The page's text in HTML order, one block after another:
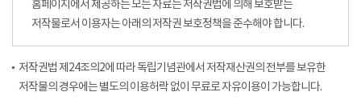
홈페이지에서 제공하는 모든 자료는 저작권법에 의해 보호받는
저작물로서 이용자는 아래의 저작권 보호정책을 준수해야 합니다.
저작권법 제24조의2에 따라 독립기념관에서 저작재산권의 전부를 보유한
저작물의 경우에는 별도의 이용허락 없이 무료로 자유이용이 가능합니다.